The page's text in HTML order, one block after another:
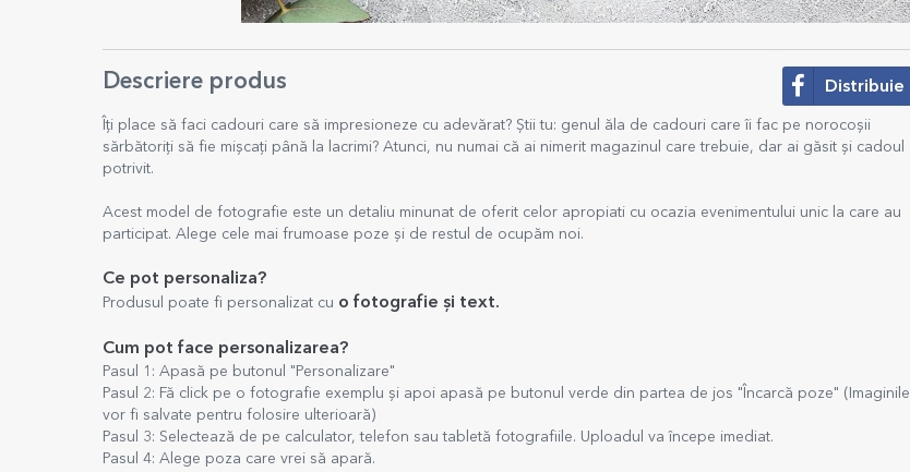
Descriere produs Distribuie
Îți place să faci cadouri care să impresioneze cu adevărat? Știi tu: genul ăla de cadouri care îi fac pe norocoșii
sărbătoriți să fie mișcați până la lacrimi? Atunci, nu numai că ai nimerit magazinul care trebuie, dar ai găsit și cadoul
potrivit.
Acest model de fotografie este un detaliu minunat de oferit celor apropiati cu ocazia evenimentului unic la care au
participat. Alege cele mai frumoase poze și de restul de ocupăm noi.
Ce pot personaliza?
Produsul poate fi personalizat cu o fotografie și text.
Cum pot face personalizarea?
Pasul 1: Apasă pe butonul "Personalizare"
Pasul 2: Fă click pe o fotografie exemplu și apoi apasă pe butonul verde din partea de jos "Încarcă poze" (Imaginile
vor fi salvate pentru folosire ulterioară)
Pasul 3: Selectează de pe calculator, telefon sau tabletă fotografiile. Uploadul va începe imediat.
Pasul 4: Alege poza care vrei să apară.